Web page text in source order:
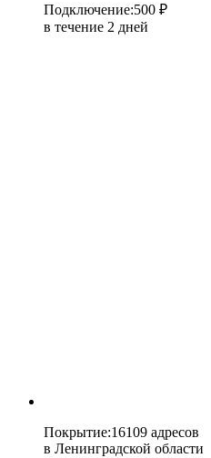
Подключение:500 ₽
в течение 2 дней
Покрытие:16109 адресов
в Ленинградской области